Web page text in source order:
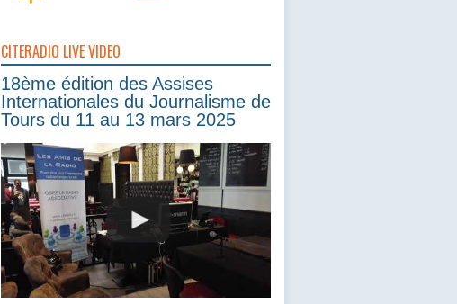
CITERADIO LIVE VIDEO
18ème édition des Assises
Internationales du Journalisme de
Tours du 11 au 13 mars 2025